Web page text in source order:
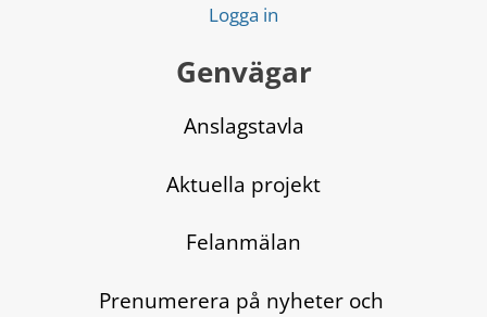
Logga in
Genvägar
Anslagstavla
Aktuella projekt
Felanmälan
Prenumerera på nyheter och